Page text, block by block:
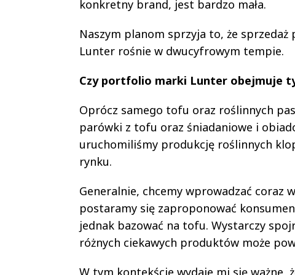
konkretny brand, jest bardzo mała.
Naszym planom sprzyja to, że
Lunter rośnie w dwucyfrowym tempie.
Czy portfolio marki Lunter obejmuje
Oprócz samego tofu oraz roślinnych
parówki z tofu oraz śniadaniowe i
uruchomiliśmy produkcję roślinnych
rynku.
Generalnie, chcemy wprowadzać coraz
postaramy się zaproponować
jednak bazować na tofu. Wystarczy
różnych ciekawych produktów może
W tym kontekście wydaje mi się